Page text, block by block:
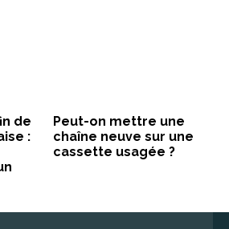
de
:
Peut-on mettre une
chaîne neuve sur une
cassette usagée ?